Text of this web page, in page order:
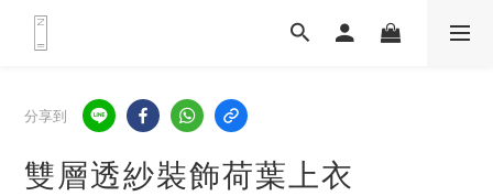
分享到
雙層透紗裝飾荷葉上衣